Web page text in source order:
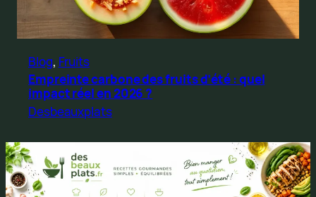
Blog, Fruits
Empreinte carbone des fruits d’été : quel
impact réel en 2026 ?
Desbeauxplats